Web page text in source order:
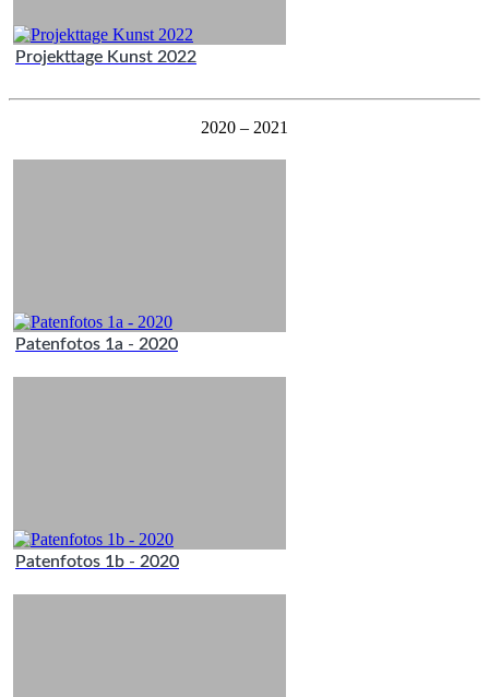
Projekttage Kunst 2022
2020 – 2021
Patenfotos 1a - 2020
Patenfotos 1b - 2020